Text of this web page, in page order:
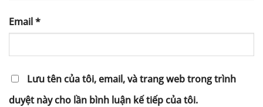
Email*
Lưu tên của tôi, email, và trang web trong trình
duyệt này cho lần bình luận kế tiếp của tôi.